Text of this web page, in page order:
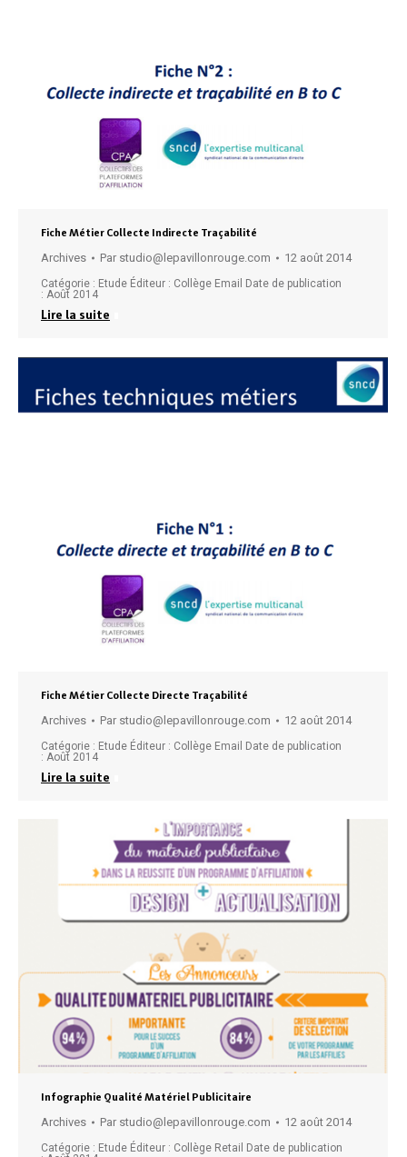
Fiche Métier Collecte Indirecte Traçabilité
Archives Par studio@lepavillonrouge.com 12 août 2014
Catégorie : Etude Éditeur : Collège Email Date de publication
: Août 2014
Lire la suite
Fiche Métier Collecte Directe Traçabilité
Archives Par studio@lepavillonrouge.com 12 août 2014
Catégorie : Etude Éditeur : Collège Email Date de publication
: Août 2014
Lire la suite
Infographie Qualité Matériel Publicitaire
Archives Par studio@lepavillonrouge.com 12 août 2014
Catégorie : Etude Éditeur : Collège Retail Date de publication